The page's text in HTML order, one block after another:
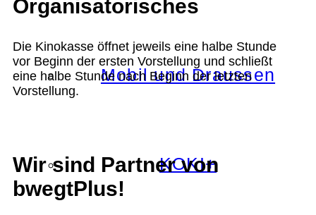
Mobil und Draussen
KOKI+
Organisatorisches
Die Kinokasse öffnet jeweils eine halbe Stunde
vor Beginn der ersten Vorstellung und schließt
eine halbe Stunde nach Beginn der letzten
Vorstellung.
Wir sind Partner von
bwegtPlus!